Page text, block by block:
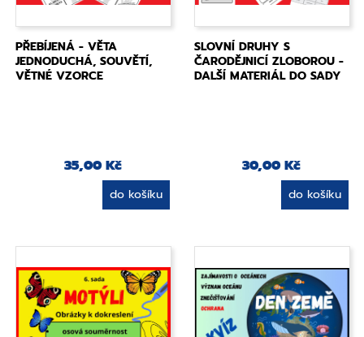
PŘEBÍJENÁ - VĚTA
JEDNODUCHÁ, SOUVĚTÍ,
VĚTNÉ VZORCE
35,00 Kč
do košíku
SLOVNÍ DRUHY S
ČARODĚJNICÍ ZLOBOROU -
DALŠÍ MATERIÁL DO SADY
30,00 Kč
do košíku